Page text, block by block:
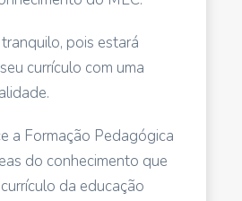
pois estará
currículo com uma
a Formação Pedagógica
do conhecimento que
da educação